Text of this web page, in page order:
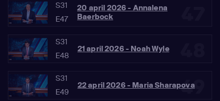
S31
E47
20 april 2026 - Annalena
Baerbock
S31
E48
21 april 2026 - Noah Wyle
49
S31
E49
22 april 2026 - Maria Sharapova